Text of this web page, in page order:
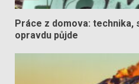
Práce z domova: technika,
opravdu půjde